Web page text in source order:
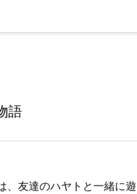
語
、友達のハヤトと一緒に遊